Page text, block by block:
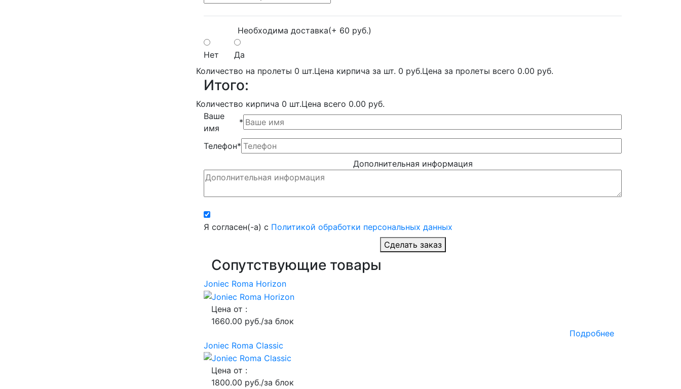
Необходима доставка(+ 60 руб.)
Нет
Да
Количество на пролеты 0 шт.Цена кирпича за шт. 0 руб.Цена за пролеты всего 0.00 руб.
Итого:
Количество кирпича 0 шт.Цена всего 0.00 руб.
Ваше
имя
*
Телефон*
Дополнительная информация
Я согласен(-а) с Политикой обработки персональных данных
Сделать заказ
Сопутствующие товары
Joniec Roma Horizon
Цена от :
1660.00 руб./за блок
Подробнее
Joniec Roma Classic
Цена от :
1800.00 руб./за блок